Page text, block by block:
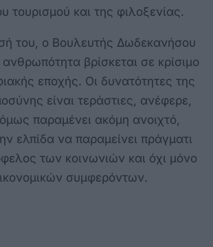
τουρισμού και της φιλοξενίας.
του, ο Βουλευτής Δωδεκανήσου
βρίσκεται σε κρίσιμο
εποχής. Οι δυνατότητες της
είναι τεράστιες, ανέφερε,
παραμένει ακόμη ανοιχτό,
ελπίδα να παραμείνει πράγματι
των κοινωνιών και όχι μόνο
συμφερόντων.